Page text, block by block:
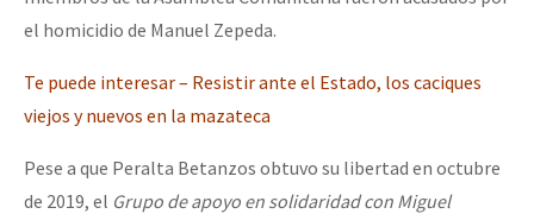
el homicidio de Manuel Zepeda.
Te puede interesar – Resistir ante el Estado, los caciques
viejos y nuevos en la mazateca
Pese a que Peralta Betanzos obtuvo su libertad en octubre
de 2019, el Grupo de apoyo en solidaridad con Miguel